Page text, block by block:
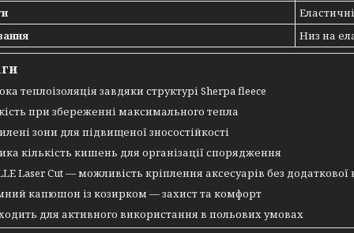
Низ на
теплоізоляція завдяки структурі Sherpa fleece
при збереженні максимального тепла
зони для підвищеної зносостійкості
кількість кишень для організації спорядження
Laser Cut — можливість кріплення аксесуарів без додаткової
капюшон із козирком — захист та комфорт
для активного використання в польових умовах